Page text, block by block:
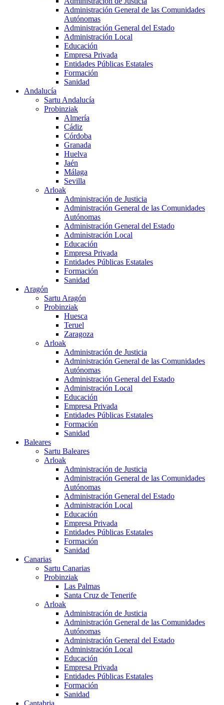
Administración General de las Comunidades
Autónomas
Administración General del Estado
Administración Local
Educación
Empresa Privada
Entidades Públicas Estatales
Formación
Sanidad
Andalucía
Sartu Andalucía
Probinziak
Almería
Cádiz
Córdoba
Granada
Huelva
Jaén
Málaga
Sevilla
Arloak
Administración de Justicia
Administración General de las Comunidades
Autónomas
Administración General del Estado
Administración Local
Educación
Empresa Privada
Entidades Públicas Estatales
Formación
Sanidad
Aragón
Sartu Aragón
Probinziak
Huesca
Teruel
Zaragoza
Arloak
Administración de Justicia
Administración General de las Comunidades
Autónomas
Administración General del Estado
Administración Local
Educación
Empresa Privada
Entidades Públicas Estatales
Formación
Sanidad
Baleares
Sartu Baleares
Arloak
Administración de Justicia
Administración General de las Comunidades
Autónomas
Administración General del Estado
Administración Local
Educación
Empresa Privada
Entidades Públicas Estatales
Formación
Sanidad
Canarias
Sartu Canarias
Probinziak
Las Palmas
Santa Cruz de Tenerife
Arloak
Administración de Justicia
Administración General de las Comunidades
Autónomas
Administración General del Estado
Administración Local
Educación
Empresa Privada
Entidades Públicas Estatales
Formación
Sanidad